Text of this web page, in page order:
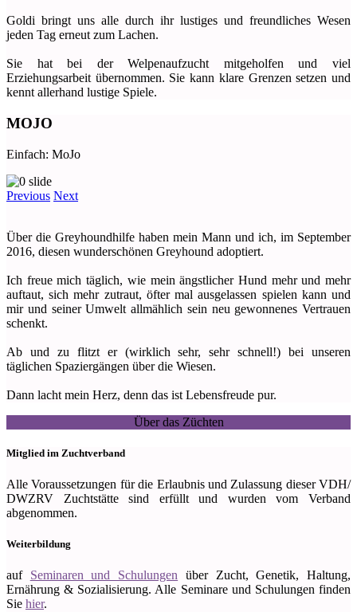
Goldi bringt uns alle durch ihr lustiges und freundliches Wesen
jeden Tag erneut zum Lachen.
Sie hat bei der Welpenaufzucht mitgeholfen und viel
Erziehungsarbeit übernommen. Sie kann klare Grenzen setzen und
kennt allerhand lustige Spiele.
MOJO
Einfach: MoJo
Previous Next
Über die Greyhoundhilfe haben mein Mann und ich, im September
2016, diesen wunderschönen Greyhound adoptiert.
Ich freue mich täglich, wie mein ängstlicher Hund mehr und mehr
auftaut, sich mehr zutraut, öfter mal ausgelassen spielen kann und
mir und seiner Umwelt allmählich sein neu gewonnenes Vertrauen
schenkt.
Ab und zu flitzt er (wirklich sehr, sehr schnell!) bei unseren
täglichen Spaziergängen über die Wiesen.
Dann lacht mein Herz, denn das ist Lebensfreude pur.
Über das Züchten
Mitglied im Zuchtverband
Alle Voraussetzungen für die Erlaubnis und Zulassung dieser VDH/
DWZRV Zuchtstätte sind erfüllt und wurden vom Verband
abgenommen.
Weiterbildung
auf Seminaren und Schulungen über Zucht, Genetik, Haltung,
Ernährung & Sozialisierung. Alle Seminare und Schulungen finden
Sie hier.